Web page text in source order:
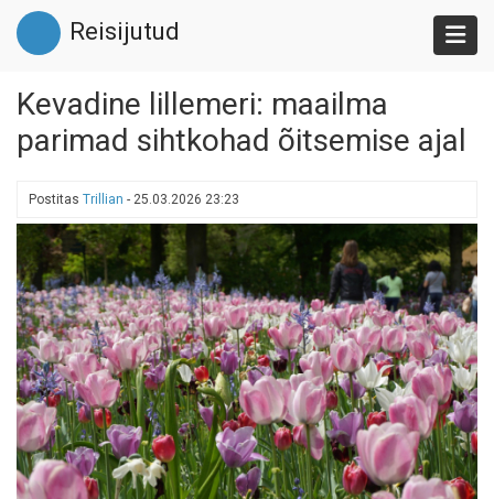
Liigu
edasi
põhisisu
Reisijutud
Kevadine lillemeri: maailma
parimad sihtkohad õitsemise ajal
Postitas Trillian - 25.03.2026 23:23